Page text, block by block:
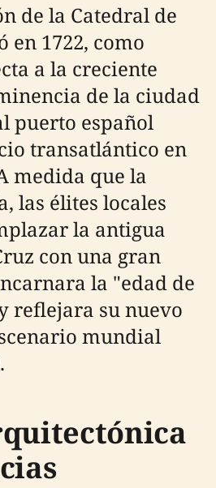
de la Catedral de
en 1722, como
a la creciente
de la ciudad
puerto español
transatlántico en
medida que la
las élites locales
la antigua
con una gran
la "edad de
reflejara su nuevo
mundial